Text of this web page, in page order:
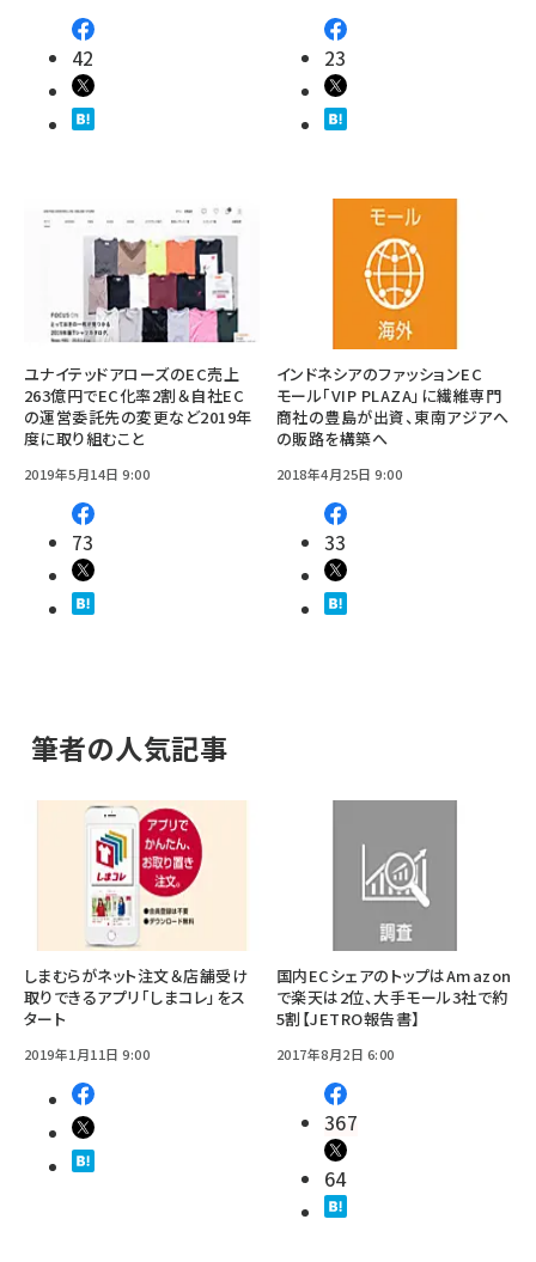
42 23
ユナイテッドアローズのEC売上
263億円でEC化率2割＆自社EC
の運営委託先の変更など2019年
度に取り組むこと
2019年5月14日 9:00
73
インドネシアのファッションEC
モール「VIP PLAZA」に繊維専門
商社の豊島が出資、東南アジアへ
の販路を構築へ
2018年4月25日 9:00
33
筆者の人気記事
しまむらがネット注文＆店舗受け
取りできるアプリ「しまコレ」をス
タート
2019年1月11日 9:00
国内ECシェアのトップはAmazon
で楽天は2位、大手モール3社で約
5割【JETRO報告書】
2017年8月2日 6:00
367
64